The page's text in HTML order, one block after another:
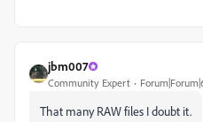
jbm007
Community Expert
That many RAW files I doubt it.